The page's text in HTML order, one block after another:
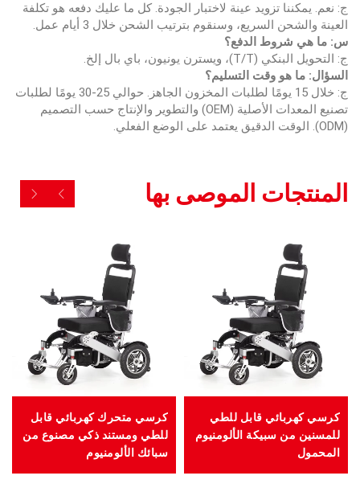
ج: نعم. يمكننا تزويد عينة لاختبار الجودة. كل ما عليك دفعه هو تكلفة
العينة والشحن السريع، وسنقوم بترتيب الشحن خلال 3 أيام عمل.
س: ما هي شروط الدفع؟
ج: التحويل البنكي (T/T)، ويسترن يونيون، باي بال إلخ.
السؤال: ما هو وقت التسليم؟
ج: خلال 15 يومًا لطلبات المخزون الجاهز. حوالي 25-30 يومًا لطلبات
تصنيع المعدات الأصلية (OEM) والتطوير والإنتاج حسب التصميم
(ODM). الوقت الدقيق يعتمد على الوضع الفعلي.
المنتجات الموصى بها
كرسي كهربائي قابل للطي
للمسنين من سبيكة الألومنيوم
المحمول
كرسي متحرك كهربائي قابل
للطي ومستند ذكي مصنوع من
سبائك الألومنيوم